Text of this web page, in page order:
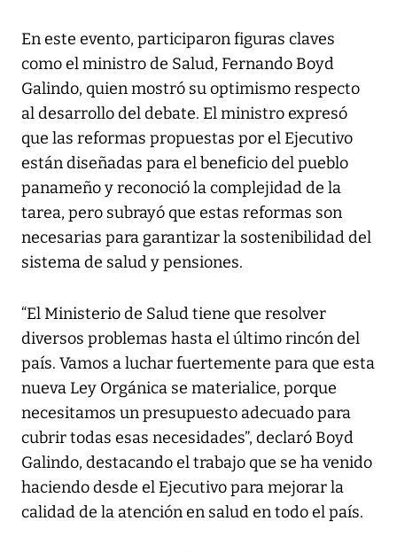
En este evento, participaron figuras claves
como el ministro de Salud, Fernando Boyd
Galindo, quien mostró su optimismo respecto
al desarrollo del debate. El ministro expresó
que las reformas propuestas por el Ejecutivo
están diseñadas para el beneficio del pueblo
panameño y reconoció la complejidad de la
tarea, pero subrayó que estas reformas son
necesarias para garantizar la sostenibilidad del
sistema de salud y pensiones.
“El Ministerio de Salud tiene que resolver
diversos problemas hasta el último rincón del
país. Vamos a luchar fuertemente para que esta
nueva Ley Orgánica se materialice, porque
necesitamos un presupuesto adecuado para
cubrir todas esas necesidades”, declaró Boyd
Galindo, destacando el trabajo que se ha venido
haciendo desde el Ejecutivo para mejorar la
calidad de la atención en salud en todo el país.